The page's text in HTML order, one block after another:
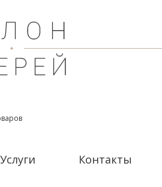
Услуги Контакты